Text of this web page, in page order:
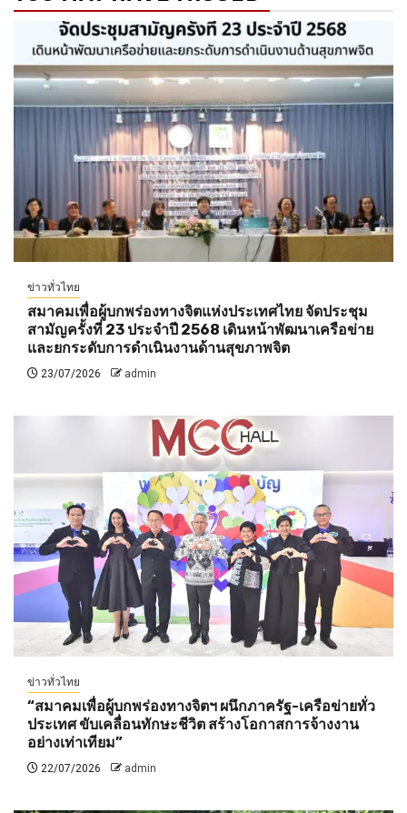
ข่าวทั่วไทย
สมาคมเพื่อผู้บกพร่องทางจิตแห่งประเทศไทย จัดประชุม
สามัญครั้งที่ 23 ประจำปี 2568 เดินหน้าพัฒนาเครือข่าย
และยกระดับการดำเนินงานด้านสุขภาพจิต
23/07/2026 admin
ข่าวทั่วไทย
“สมาคมเพื่อผู้บกพร่องทางจิตฯ ผนึกภาครัฐ-เครือข่ายทั่ว
ประเทศ ขับเคลื่อนทักษะชีวิต สร้างโอกาสการจ้างงาน
อย่างเท่าเทียม”
22/07/2026 admin